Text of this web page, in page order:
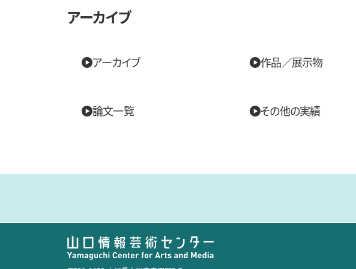
アーカイブ
アーカイブ 作品／展示物
論文一覧 その他の実績